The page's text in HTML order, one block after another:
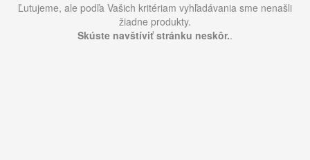
Ľutujeme, ale podľa Vašich kritériam vyhľadávania sme nenašli
žiadne produkty.
Skúste navštíviť stránku neskôr..